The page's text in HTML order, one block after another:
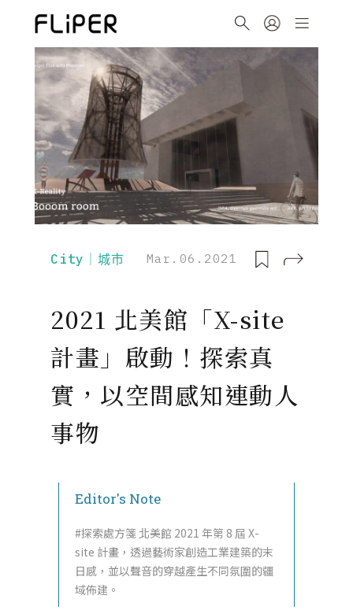
City｜城市 Mar.06.2021
2021 北美館「X-site
計畫」啟動！探索真
實，以空間感知連動人
事物
Editor's Note
#探索處方箋 北美館 2021 年第 8 屆 X-
site 計畫，透過藝術家創造工業建築的末
日感，並以聲音的穿越產生不同氛圍的疆
域佈建。